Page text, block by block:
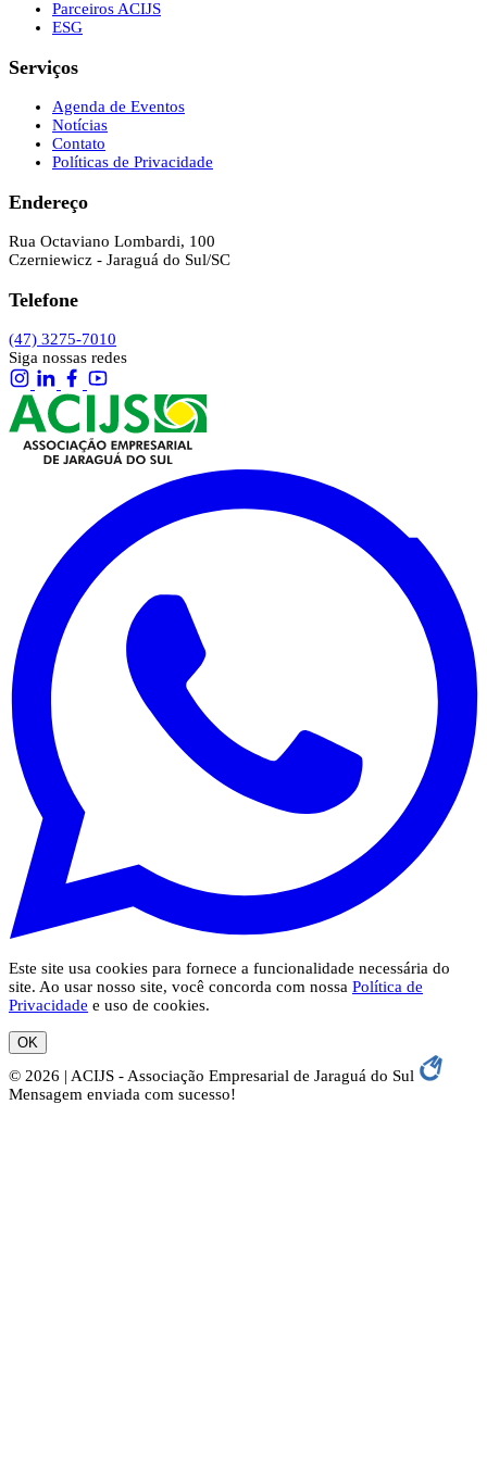
Parceiros ACIJS
ESG
Serviços
Agenda de Eventos
Notícias
Contato
Políticas de Privacidade
Endereço
Rua Octaviano Lombardi, 100
Czerniewicz - Jaraguá do Sul/SC
Telefone
(47) 3275-7010
Siga nossas redes
Este site usa cookies para fornece a funcionalidade necessária do
site. Ao usar nosso site, você concorda com nossa Política de
Privacidade e uso de cookies.
OK
© 2026 | ACIJS - Associação Empresarial de Jaraguá do Sul
Mensagem enviada com sucesso!